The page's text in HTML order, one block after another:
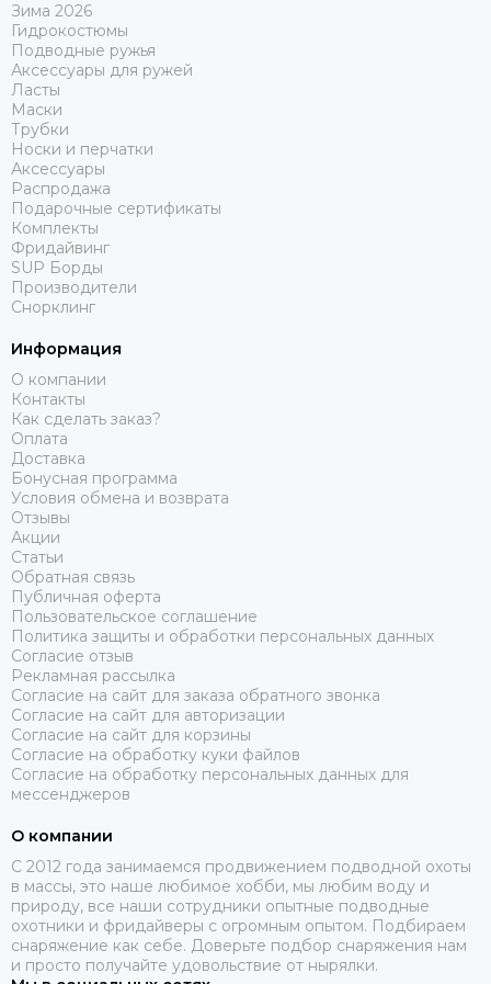
Зима 2026
Гидрокостюмы
Подводные ружья
Аксессуары для ружей
Ласты
Маски
Трубки
Носки и перчатки
Аксессуары
Распродажа
Подарочные сертификаты
Комплекты
Фридайвинг
SUP Борды
Производители
Снорклинг
Информация
О компании
Контакты
Как сделать заказ?
Оплата
Доставка
Бонусная программа
Условия обмена и возврата
Отзывы
Акции
Статьи
Обратная связь
Публичная оферта
Пользовательское соглашение
Политика защиты и обработки персональных данных
Согласие отзыв
Рекламная рассылка
Согласие на сайт для заказа обратного звонка
Согласие на сайт для авторизации
Согласие на сайт для корзины
Согласие на обработку куки файлов
Согласие на обработку персональных данных для
мессенджеров
О компании
C 2012 года занимаемся продвижением подводной охоты
в массы, это наше любимое хобби, мы любим воду и
природу, все наши сотрудники опытные подводные
охотники и фридайверы с огромным опытом. Подбираем
снаряжение как себе. Доверьте подбор снаряжения нам
и просто получайте удовольствие от нырялки.